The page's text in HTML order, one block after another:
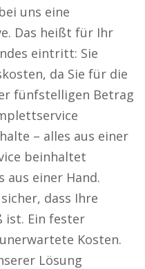
uns eine
Das heißt für Ihr
eintritt: Sie
da Sie für die
fünfstelligen Betrag
– alles aus einer
beinhaltet
aus einer Hand.
dass Ihre
ist. Ein fester
Kosten.
Lösung